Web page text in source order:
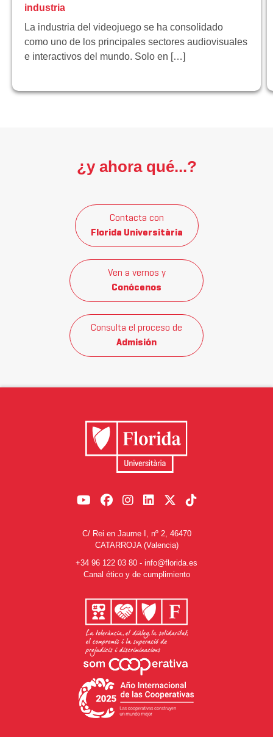
industria
La industria del videojuego se ha consolidado
como uno de los principales sectores audiovisuales
e interactivos del mundo. Solo en […]
¿y ahora qué...?
Contacta con
Florida Universitària
Ven a vernos y
Conócenos
Consulta el proceso de
Admisión
C/ Rei en Jaume I, nº 2, 46470
CATARROJA (Valencia)
+34 96 122 03 80 - info@florida.es
Canal ético y de cumplimiento